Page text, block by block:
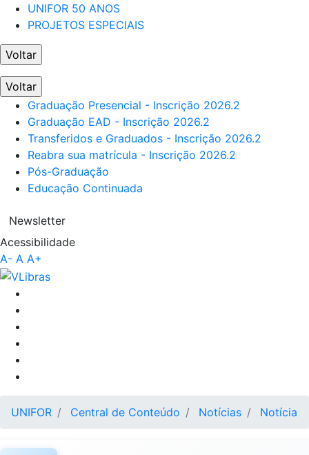
UNIFOR 50 ANOS
PROJETOS ESPECIAIS
Voltar
Voltar
Graduação Presencial - Inscrição 2026.2
Graduação EAD - Inscrição 2026.2
Transferidos e Graduados - Inscrição 2026.2
Reabra sua matrícula - Inscrição 2026.2
Pós-Graduação
Educação Continuada
Newsletter
Acessibilidade
A- A A+
UNIFOR Central de Conteúdo Notícias Notícia